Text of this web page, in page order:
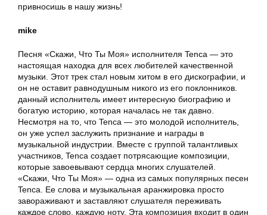
привносишь в нашу жизнь!
mike
Песня «Скажи, Что Ты Моя» исполнителя Tenca — это
настоящая находка для всех любителей качественной
музыки. Этот трек стал новым хитом в его дискографии, и
он не оставит равнодушным никого из его поклонников.
данный исполнитель имеет интересную биографию и
богатую историю, которая началась не так давно.
Несмотря на то, что Tenca — это молодой исполнитель,
он уже успел заслужить признание и награды в
музыкальной индустрии. Вместе с группой талантливых
участников, Tenca создает потрясающие композиции,
которые завоевывают сердца многих слушателей.
«Скажи, Что Ты Моя» — одна из самых популярных песен
Tenca. Ее слова и музыкальная аранжировка просто
завораживают и заставляют слушателя переживать
каждое слово, каждую ноту. Эта композиция входит в один